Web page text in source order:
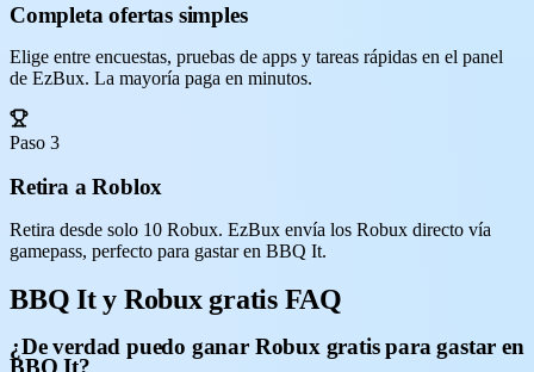
Completa ofertas simples
Elige entre encuestas, pruebas de apps y tareas rápidas en el panel
de EzBux. La mayoría paga en minutos.
Paso 3
Retira a Roblox
Retira desde solo 10 Robux. EzBux envía los Robux directo vía
gamepass, perfecto para gastar en BBQ It.
BBQ It y Robux gratis FAQ
¿De verdad puedo ganar Robux gratis para gastar en
BBQ It?